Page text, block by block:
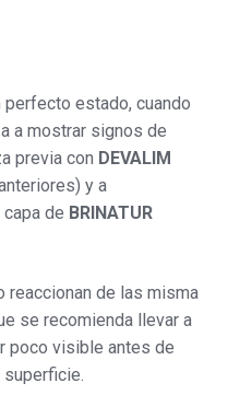
estado, cuando
a mostrar signos de
previa con DEVALIM
y a
de BRINATUR
de las misma
se recomienda llevar a
poco visible antes de